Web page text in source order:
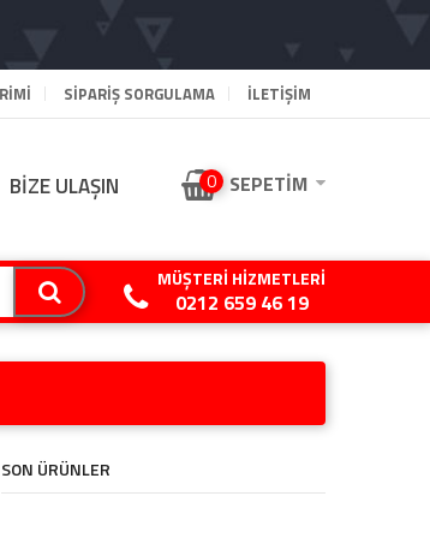
SIPARIŞ SORGULAMA İLETİŞİM
BİZE ULAŞIN 0 SEPETIM
MÜŞTERI HIZMETLERI
0212 659 46 19
SON ÜRÜNLER